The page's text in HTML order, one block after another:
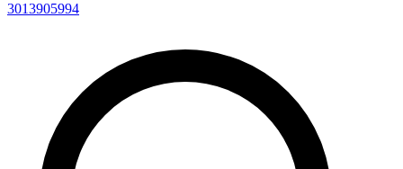
3013905994